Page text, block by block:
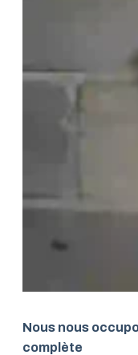
Nous nous
complète